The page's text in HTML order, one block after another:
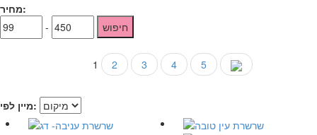
מחיר:
-
חיפוש
1 2 3 4 5
מיין לפי: